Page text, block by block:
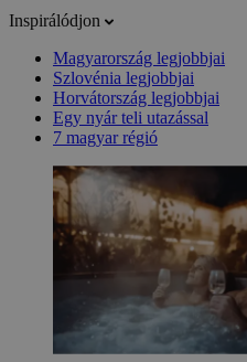
Inspirálódjon
Magyarország legjobbjai
Szlovénia legjobbjai
Horvátország legjobbjai
Egy nyár teli utazással
7 magyar régió